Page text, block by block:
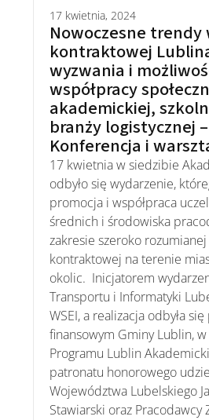
17 kwietnia, 2024
Nowoczesne trendy
kontraktowej
wyzwania i
współpracy
akademickiej,
branży logistycznej –
Konferencja i
17 kwietnia w siedzibie
odbyło się wydarzenie,
promocja i współpraca
średnich i środowiska
zakresie szeroko
kontraktowej na terenie
okolic. Inicjatorem
Transportu i Informatyki
WSEI, a realizacja odbyła
finansowym Gminy Lublin,
Programu Lublin
patronatu honorowego
Województwa Lubelskiego
Stawiarski oraz Pracodawcy